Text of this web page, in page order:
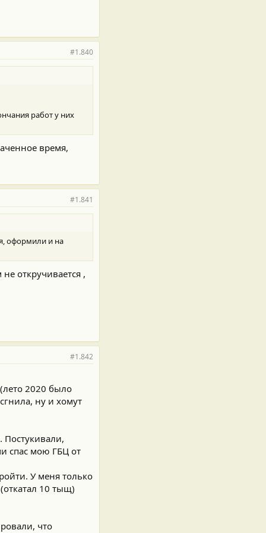
#1.840
работ у них
время,
#1.841
оформили и на
откручивается ,
#1.842
2020 было
ну и хомут
Постукивали,
спас мою ГБЦ от
У меня только
10 тыщ)
что